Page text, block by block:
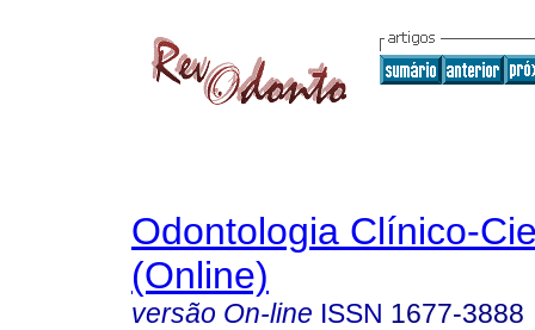
Odontologia Clínico-
(Online)
versão On-line ISSN 1677-3888